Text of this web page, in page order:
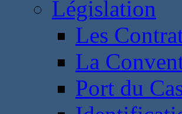
Législation
Les
La
Port du